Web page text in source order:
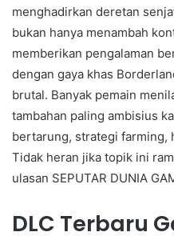
menghadirkan deretan
bukan hanya menambah
memberikan pengalaman
dengan gaya khas
brutal. Banyak pemain
tambahan paling ambisius
bertarung, strategi farming,
Tidak heran jika topik ini
ulasan SEPUTAR DUNIA
DLC Terbaru